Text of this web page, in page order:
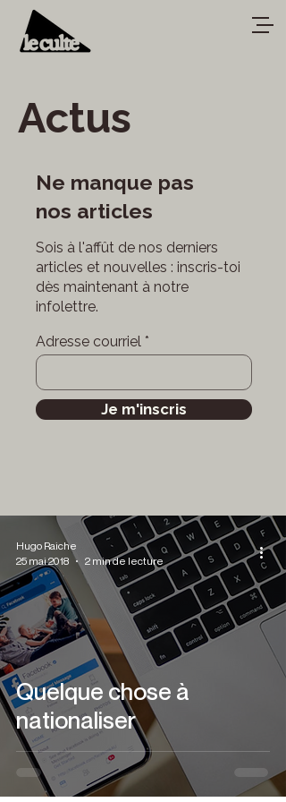
Actus
Ne manque pas
nos articles
Sois à l'affût de nos derniers
articles et nouvelles : inscris-toi
dès maintenant à notre
infolettre.
Adresse courriel
Je m'inscris
Quelque chose à
nationaliser
Hugo Raiche
25 mai 2018
2 min de lecture